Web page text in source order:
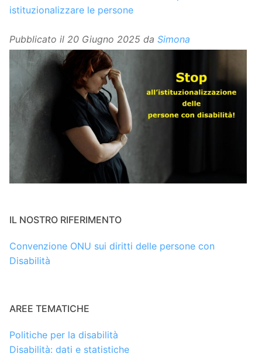
istituzionalizzare le persone
Pubblicato il 20 Giugno 2025 da Simona
IL NOSTRO RIFERIMENTO
Convenzione ONU sui diritti delle persone con
Disabilità
AREE TEMATICHE
Politiche per la disabilità
Disabilità: dati e statistiche